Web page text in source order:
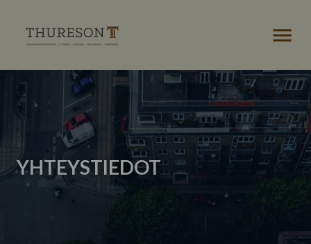
YHTEYSTIEDOT